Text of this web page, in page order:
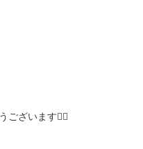
ございます🙇‍♂️